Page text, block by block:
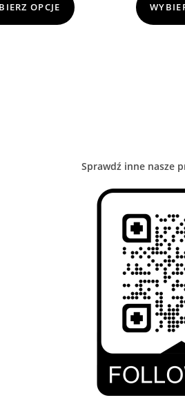
OPCJE
Sprawdź inne nasze